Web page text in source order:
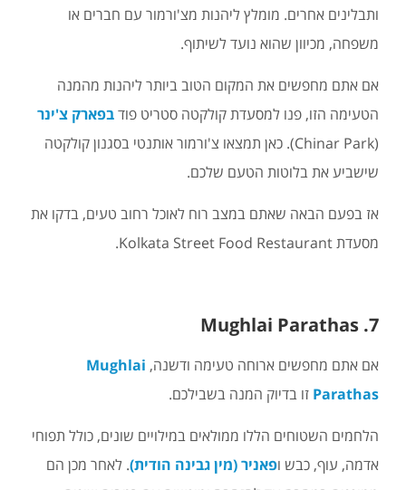
ותבלינים אחרים. מומלץ ליהנות מצ'ורמור עם חברים או
משפחה, מכיוון שהוא נועד לשיתוף.
אם אתם מחפשים את המקום הטוב ביותר ליהנות מהמנה
הטעימה הזו, פנו למסעדת קולקטה סטריט פודבפארק צ'ינר
(Chinar Park). כאן תמצאו צ'ורמור אותנטי בסגנון קולקטה
שישביע את בלוטות הטעם שלכם.
אז בפעם הבאה שאתם במצב רוח לאוכל רחוב טעים, בדקו את
מסעדת Kolkata Street Food Restaurant.
7. Mughlai Parathas
אם אתם מחפשים ארוחה טעימה ודשנה, Mughlai
Parathas זו בדיוק המנה בשבילכם.
הלחמים השטוחים הללו ממולאים במילויים שונים, כולל תפוחי
אדמה, עוף, כבש ופאניר (מין גבינה הודית). לאחר מכן הם